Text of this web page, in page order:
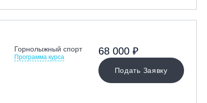
Горнолыжный спорт
Программа курса
Подать Заявку
68 000 ₽